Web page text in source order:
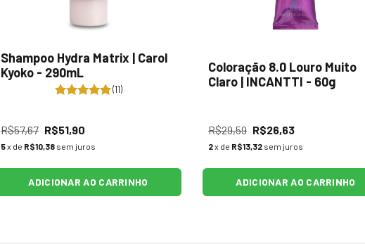
Shampoo Hydra Matrix | Carol
Kyoko - 290mL
(11)
R$57,67 R$51,90
5x de R$10,38 sem juros
ADICIONAR AO CARRINHO
Coloração 8.0 Louro Muito
Claro | INCANTTI - 60g
R$29,59 R$26,63
2x de R$13,32 sem juros
ADICIONAR AO CARRINHO